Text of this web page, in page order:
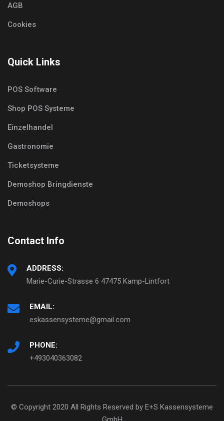
AGB
Cookies
Quick Links
POS Software
Shop POS Systeme
Einzelhandel
Gastronomie
Ticketsysteme
Demoshop Bringdienste
Demoshops
Contact Info
ADDRESS:
Marie-Curie-Strasse 6 47475 Kamp-Lintfort
EMAIL:
eskassensysteme@gmail.com
PHONE:
+493040363082
© Copyright 2020 All Rights Reserved by E+S Kassensysteme